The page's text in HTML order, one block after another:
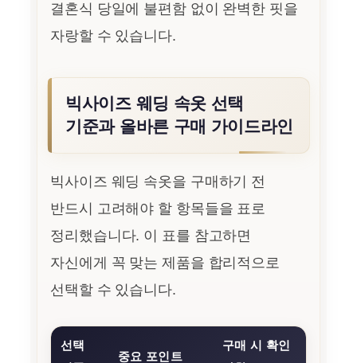
결혼식 당일에 불편함 없이 완벽한 핏을
자랑할 수 있습니다.
빅사이즈 웨딩 속옷 선택
기준과 올바른 구매 가이드라인
빅사이즈 웨딩 속옷을 구매하기 전
반드시 고려해야 할 항목들을 표로
정리했습니다. 이 표를 참고하면
자신에게 꼭 맞는 제품을 합리적으로
선택할 수 있습니다.
선택
중요 포인트
구매 시 확인